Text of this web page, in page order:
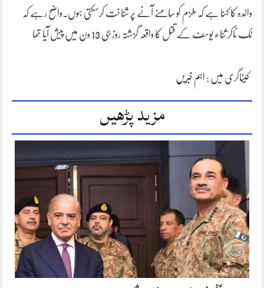
والدہ کا کہنا ہے کہ ملزم کو سامنے آنے پر شناخت کرسکتی ہوں۔واضح رہے کہ
ٹک ٹاکر ثناء یوسف کے قتل کا واقعہ گزشتہ روز جی 13 ون میں پیش آیا تھا
کیٹاگری میں : اہم خبریں
مزید پڑھیں